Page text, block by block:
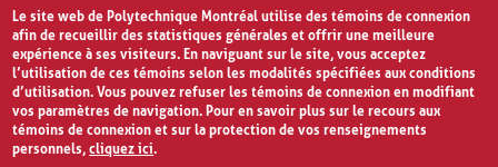
Le site web de Polytechnique Montréal utilise des témoins de connexion
afin de recueillir des statistiques générales et offrir une meilleure
expérience à ses visiteurs. En naviguant sur le site, vous acceptez
l’utilisation de ces témoins selon les modalités spécifiées aux conditions
d’utilisation. Vous pouvez refuser les témoins de connexion en modifiant
vos paramètres de navigation. Pour en savoir plus sur le recours aux
témoins de connexion et sur la protection de vos renseignements
personnels,cliquez ici.